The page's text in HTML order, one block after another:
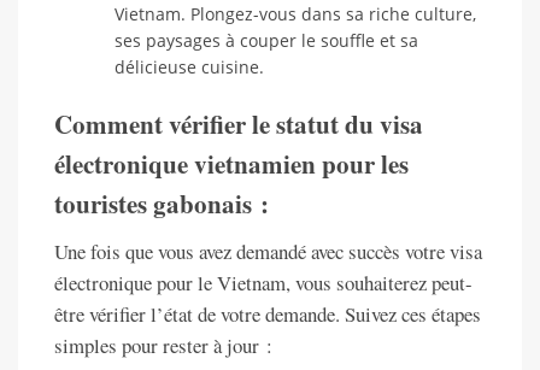
Vietnam. Plongez-vous dans sa riche culture,
ses paysages à couper le souffle et sa
délicieuse cuisine.
Comment vérifier le statut du visa
électronique vietnamien pour les
touristes gabonais :
Une fois que vous avez demandé avec succès votre visa
électronique pour le Vietnam, vous souhaiterez peut-
être vérifier l’état de votre demande. Suivez ces étapes
simples pour rester à jour :